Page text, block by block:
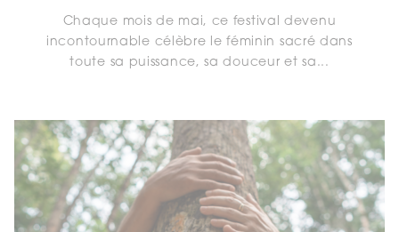
Chaque mois de mai, ce festival devenu
incontournable célèbre le féminin sacré dans
toute sa puissance, sa douceur et sa...